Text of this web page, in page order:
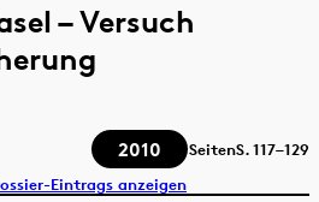
– Versuch
2010 SeitenS.117–129
Eintrags anzeigen